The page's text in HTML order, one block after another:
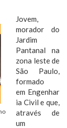
Jovem,
morador do
Jardim
Pantanal na
zona leste de
São Paulo,
formado
em Engenhar
ia Civil e que,
através de
um